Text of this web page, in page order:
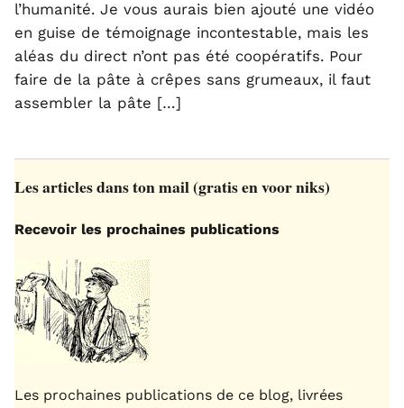
l’humanité. Je vous aurais bien ajouté une vidéo
en guise de témoignage incontestable, mais les
aléas du direct n’ont pas été coopératifs. Pour
faire de la pâte à crêpes sans grumeaux, il faut
assembler la pâte […]
Les articles dans ton mail (gratis en voor niks)
Recevoir les prochaines publications
Les prochaines publications de ce blog, livrées